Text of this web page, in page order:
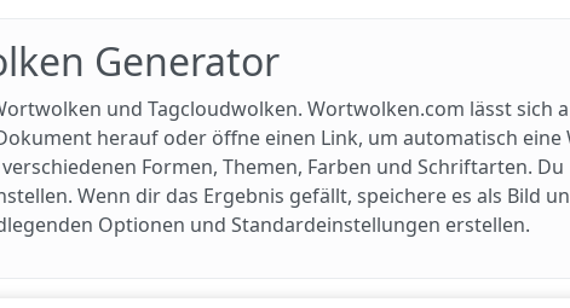
Generator
und Tagcloudwolken. Wortwolken.com lässt sich
herauf oder öffne einen Link, um automatisch
Formen, Themen, Farben und Schriftarten.
Wenn dir das Ergebnis gefällt, speichere es als Bild
Optionen und Standardeinstellungen erstellen.